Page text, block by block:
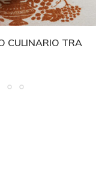
CULINARIO TRA